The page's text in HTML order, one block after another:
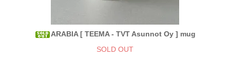
ARABIA [ TEEMA - TVT Asunnot Oy ] mug
SOLD OUT